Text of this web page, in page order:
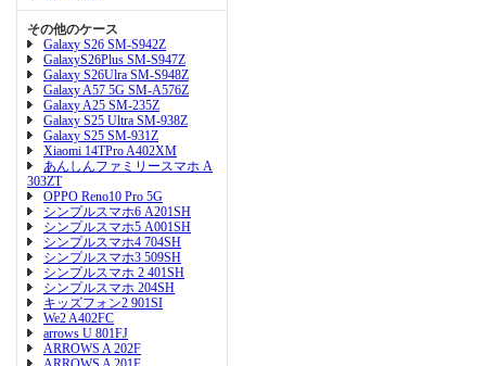
その他のケース
Galaxy S26 SM-S942Z
GalaxyS26Plus SM-S947Z
Galaxy S26Ulra SM-S948Z
Galaxy A57 5G SM-A576Z
Galaxy A25 SM-235Z
Galaxy S25 Ultra SM-938Z
Galaxy S25 SM-931Z
Xiaomi 14TPro A402XM
あんしんファミリースマホ A
303ZT
OPPO Reno10 Pro 5G
シンプルスマホ6 A201SH
シンプルスマホ5 A001SH
シンプルスマホ4 704SH
シンプルスマホ3 509SH
シンプルスマホ 2 401SH
シンプルスマホ 204SH
キッズフォン2 901SI
We2 A402FC
arrows U 801FJ
ARROWS A 202F